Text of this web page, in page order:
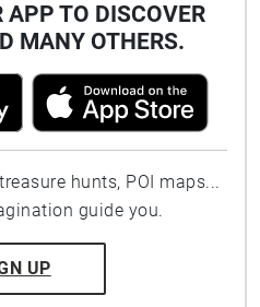
APP TO DISCOVER
MANY OTHERS.
hunts, POI maps...
guide you.
UP